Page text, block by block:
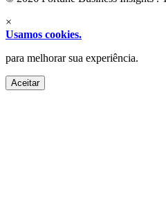
×
Usamos cookies.
para melhorar sua experiência.
Aceitar